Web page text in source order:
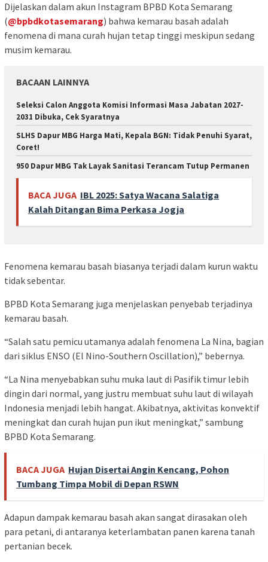
Dijelaskan dalam akun Instagram BPBD Kota Semarang
(@bpbdkotasemarang) bahwa kemarau basah adalah
fenomena di mana curah hujan tetap tinggi meskipun sedang
musim kemarau.
BACAAN LAINNYA
Seleksi Calon Anggota Komisi Informasi Masa Jabatan 2027-
2031 Dibuka, Cek Syaratnya
SLHS Dapur MBG Harga Mati, Kepala BGN: Tidak Penuhi Syarat,
Coret!
950 Dapur MBG Tak Layak Sanitasi Terancam Tutup Permanen
BACA JUGA IBL 2025: Satya Wacana Salatiga
Kalah Ditangan Bima Perkasa Jogja
Fenomena kemarau basah biasanya terjadi dalam kurun waktu
tidak sebentar.
BPBD Kota Semarang juga menjelaskan penyebab terjadinya
kemarau basah.
“Salah satu pemicu utamanya adalah fenomena La Nina, bagian
dari siklus ENSO (El Nino-Southern Oscillation),” bebernya.
“La Nina menyebabkan suhu muka laut di Pasifik timur lebih
dingin dari normal, yang justru membuat suhu laut di wilayah
Indonesia menjadi lebih hangat. Akibatnya, aktivitas konvektif
meningkat dan curah hujan pun ikut meningkat,” sambung
BPBD Kota Semarang.
BACA JUGA Hujan Disertai Angin Kencang, Pohon
Tumbang Timpa Mobil di Depan RSWN
Adapun dampak kemarau basah akan sangat dirasakan oleh
para petani, di antaranya keterlambatan panen karena tanah
pertanian becek.